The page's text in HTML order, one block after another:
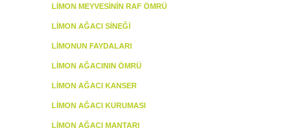
LIMON MEYVESININ RAF ÖMRÜ
LIMON AĞACI SINEĞI
LIMONUN FAYDALARI
LIMON AĞACININ ÖMRÜ
LIMON AĞACI KANSER
LIMON AĞACI KURUMASI
LIMON AĞACI MANTARI